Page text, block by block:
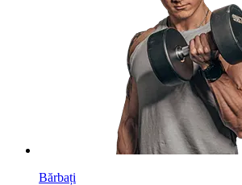
Bărbați